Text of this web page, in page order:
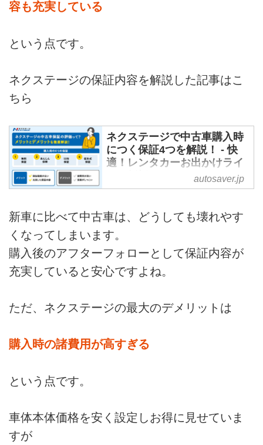
容も充実している
という点です。
ネクステージの保証内容を解説した記事はこ
ちら
ネクステージで中古車購入時
につく保証4つを解説！ - 快
適！レンタカーお出かけライ
次ぐ
大手の中古車販売・買取のお店で
す。
LINE査定や、ショッピングサイ
トAmazonで中古車の販売などを
全国で展開し、海外にも拠点があ
ります。
以下の4つの保証を簡易表を用い
ト」（有料）
③10年保証（有料）
autosaver.jp
新車に比べて中古車は、どうしても壊れやす
くなってしまいます。
購入後のアフターフォローとして保証内容が
充実していると安心ですよね。
ただ、ネクステージの最大のデメリットは
購入時の諸費用が高すぎる
という点です。
車体本体価格を安く設定しお得に見せていま
すが